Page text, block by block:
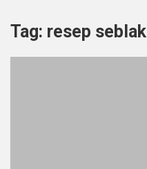
Tag: resep seblak